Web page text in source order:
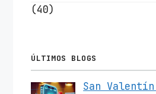
(40)
ÚLTIMOS BLOGS
San